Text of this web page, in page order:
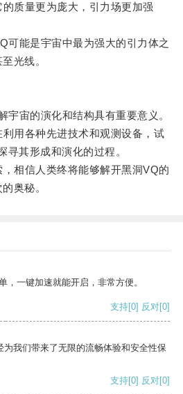
质量更为庞大，引力场更加强
能是宇宙中最为强大的引力体之
光线。
宙的演化和结构具有重要意义。
用各种先进技术和观测设备，试
寻其形成和演化的过程。
信人类终将能够解开黑洞VQ的
奥秘。
，一键加速就能开启，非常方便。
支持[0] 反对[0]
我们带来了无限的流畅体验和安全性保
支持[0] 反对[0]